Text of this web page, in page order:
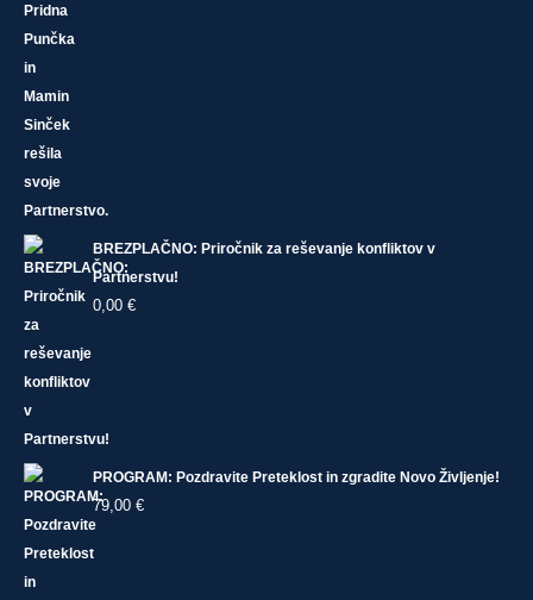
BREZPLAČNO: Priročnik za reševanje konfliktov v
Partnerstvu!
0,00 €
PROGRAM: Pozdravite Preteklost in zgradite Novo Življenje!
79,00 €